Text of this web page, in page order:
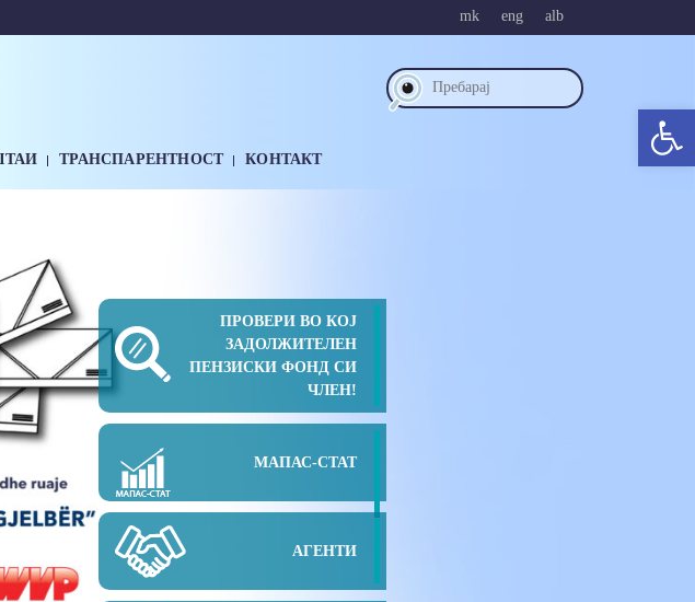
mk eng alb
ТРАНСПАРЕНТНОСТ КОНТАКТ
ПРОВЕРИ ВО КОЈ
ЗАДОЛЖИТЕЛЕН
ПЕНЗИСКИ ФОНД СИ
ЧЛЕН!
МАПАС-СТАТ
АГЕНТИ